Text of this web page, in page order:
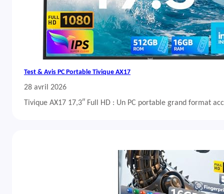
Test & Avis PC Portable Tivique AX17
28 avril 2026
Tivique AX17 17,3″ Full HD : Un PC portable grand format